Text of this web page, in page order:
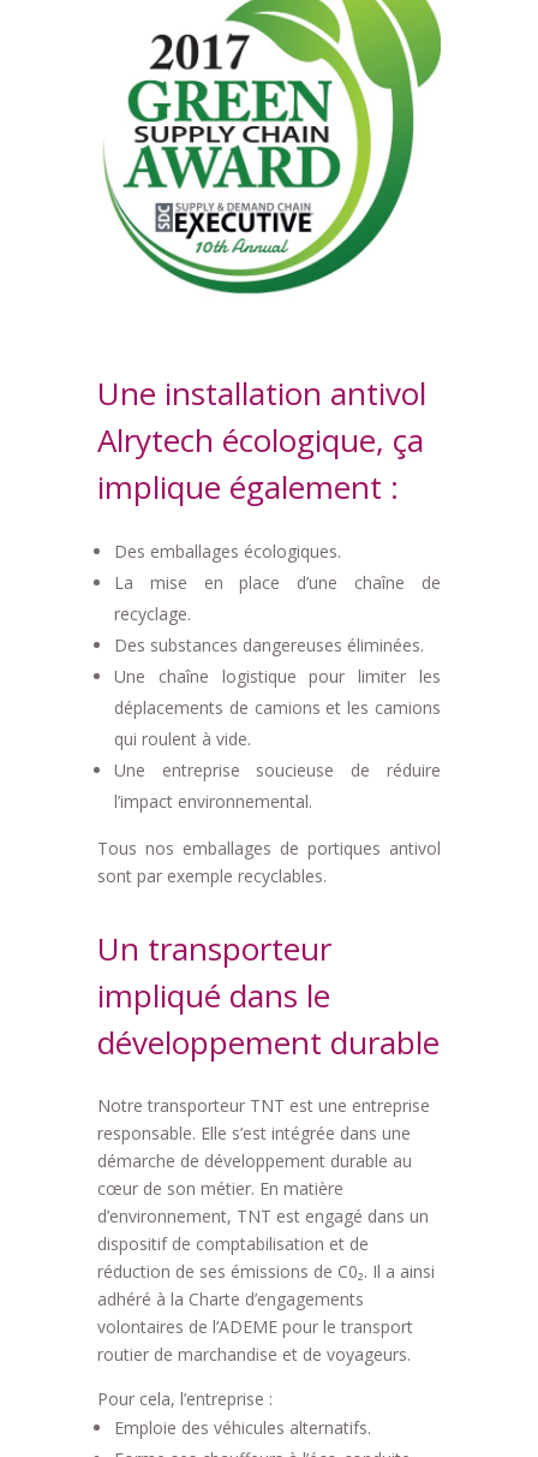
Une installation antivol
Alrytech écologique, ça
implique également :
Des emballages écologiques.
La mise en place d’une chaîne de
recyclage.
Des substances dangereuses éliminées.
Une chaîne logistique pour limiter les
déplacements de camions et les camions
qui roulent à vide.
Une entreprise soucieuse de réduire
l’impact environnemental.
Tous nos emballages de portiques antivol
sont par exemple recyclables.
Un transporteur
impliqué dans le
développement durable
Notre transporteur TNT est une entreprise
responsable. Elle s’est intégrée dans une
démarche de développement durable au
cœur de son métier. En matière
d’environnement, TNT est engagé dans un
dispositif de comptabilisation et de
réduction de ses émissions de C0₂. Il a ainsi
adhéré à la Charte d’engagements
volontaires de l’ADEME pour le transport
routier de marchandise et de voyageurs.
Pour cela, l’entreprise :
Emploie des véhicules alternatifs.